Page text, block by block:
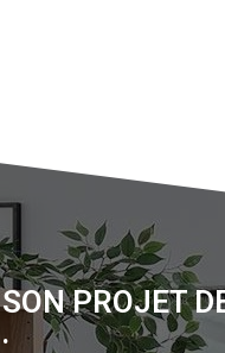
PROJET